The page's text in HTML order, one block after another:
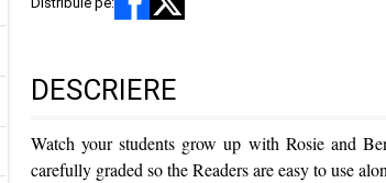
DESCRIERE
Watch your students grow up with Rosie and
carefully graded so the Readers are easy to use